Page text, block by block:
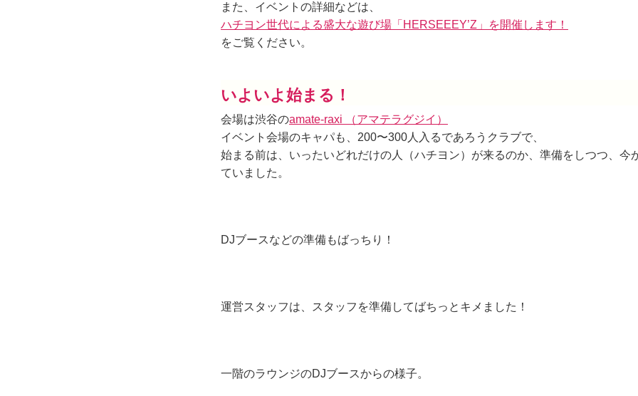
また、イベントの詳細などは、
ハチヨン世代による盛大な遊び場「HERSEEEY’Z」を開催します！
をご覧ください。
いよいよ始まる！
会場は渋谷のamate-raxi （アマテラグジイ）
イベント会場のキャパも、200〜300人入るであろうクラブで、
始まる前は、いったいどれだけの人（ハチヨン）が来るのか、準備をしつつ、今
ていました。
DJブースなどの準備もばっちり！
運営スタッフは、スタッフを準備してばちっとキメました！
一階のラウンジのDJブースからの様子。